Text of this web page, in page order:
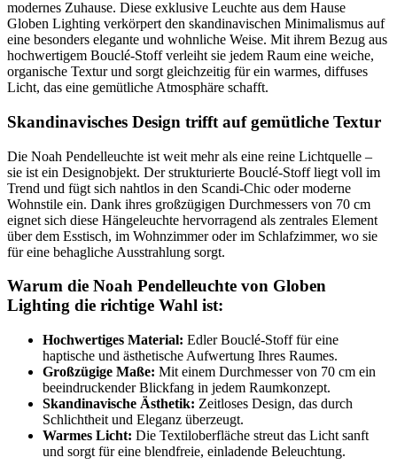
modernes Zuhause. Diese exklusive Leuchte aus dem Hause
Globen Lighting verkörpert den skandinavischen Minimalismus auf
eine besonders elegante und wohnliche Weise. Mit ihrem Bezug aus
hochwertigem Bouclé-Stoff verleiht sie jedem Raum eine weiche,
organische Textur und sorgt gleichzeitig für ein warmes, diffuses
Licht, das eine gemütliche Atmosphäre schafft.
Skandinavisches Design trifft auf gemütliche Textur
Die Noah Pendelleuchte ist weit mehr als eine reine Lichtquelle –
sie ist ein Designobjekt. Der strukturierte Bouclé-Stoff liegt voll im
Trend und fügt sich nahtlos in den Scandi-Chic oder moderne
Wohnstile ein. Dank ihres großzügigen Durchmessers von 70 cm
eignet sich diese Hängeleuchte hervorragend als zentrales Element
über dem Esstisch, im Wohnzimmer oder im Schlafzimmer, wo sie
für eine behagliche Ausstrahlung sorgt.
Warum die Noah Pendelleuchte von Globen
Lighting die richtige Wahl ist:
Hochwertiges Material: Edler Bouclé-Stoff für eine
haptische und ästhetische Aufwertung Ihres Raumes.
Großzügige Maße: Mit einem Durchmesser von 70 cm ein
beeindruckender Blickfang in jedem Raumkonzept.
Skandinavische Ästhetik: Zeitloses Design, das durch
Schlichtheit und Eleganz überzeugt.
Warmes Licht: Die Textiloberfläche streut das Licht sanft
und sorgt für eine blendfreie, einladende Beleuchtung.